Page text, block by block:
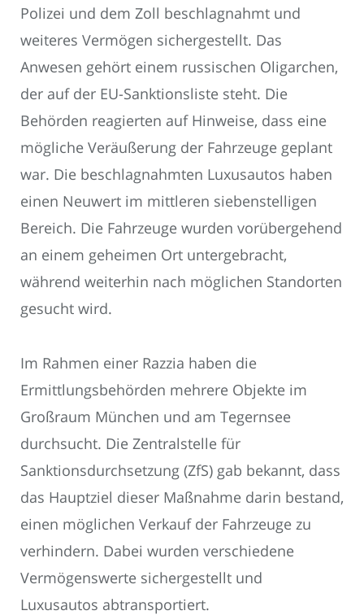
Polizei und dem Zoll beschlagnahmt und
weiteres Vermögen sichergestellt. Das
Anwesen gehört einem russischen Oligarchen,
der auf der EU-Sanktionsliste steht. Die
Behörden reagierten auf Hinweise, dass eine
mögliche Veräußerung der Fahrzeuge geplant
war. Die beschlagnahmten Luxusautos haben
einen Neuwert im mittleren siebenstelligen
Bereich. Die Fahrzeuge wurden vorübergehend
an einem geheimen Ort untergebracht,
während weiterhin nach möglichen Standorten
gesucht wird.
Im Rahmen einer Razzia haben die
Ermittlungsbehörden mehrere Objekte im
Großraum München und am Tegernsee
durchsucht. Die Zentralstelle für
Sanktionsdurchsetzung (ZfS) gab bekannt, dass
das Hauptziel dieser Maßnahme darin bestand,
einen möglichen Verkauf der Fahrzeuge zu
verhindern. Dabei wurden verschiedene
Vermögenswerte sichergestellt und
Luxusautos abtransportiert.